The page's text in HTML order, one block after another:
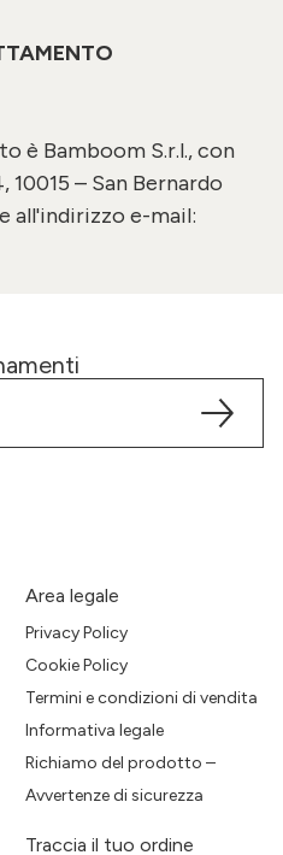
è Bamboom S.r.l., con
10015 – San Bernardo
all'indirizzo e-mail:
Area legale
Privacy Policy
Cookie Policy
Termini e condizioni di vendita
Informativa legale
Richiamo del prodotto –
Avvertenze di sicurezza
Traccia il tuo ordine